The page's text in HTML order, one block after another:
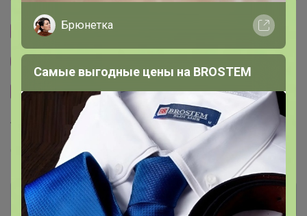
Cтраничка организатора
Сайт закупки
Торговые марки
BERTHIER™ KATHARINA KROSS™
Брюнетка
Самые выгодные цены на BROSTEM